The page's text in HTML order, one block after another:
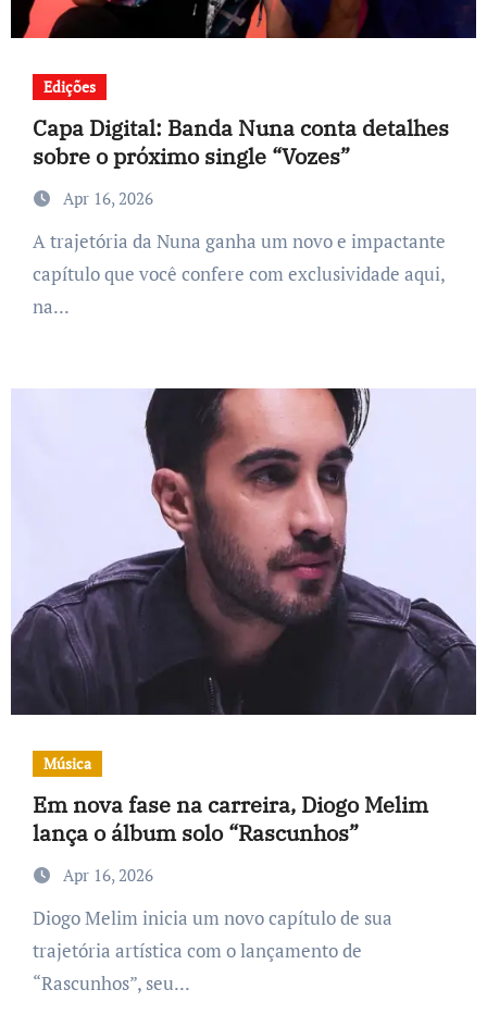
Edições
Capa Digital: Banda Nuna conta detalhes
sobre o próximo single “Vozes”
Apr 16, 2026
A trajetória da Nuna ganha um novo e impactante
capítulo que você confere com exclusividade aqui,
na...
Música
Em nova fase na carreira, Diogo Melim
lança o álbum solo “Rascunhos”
Apr 16, 2026
Diogo Melim inicia um novo capítulo de sua
trajetória artística com o lançamento de
“Rascunhos”, seu...